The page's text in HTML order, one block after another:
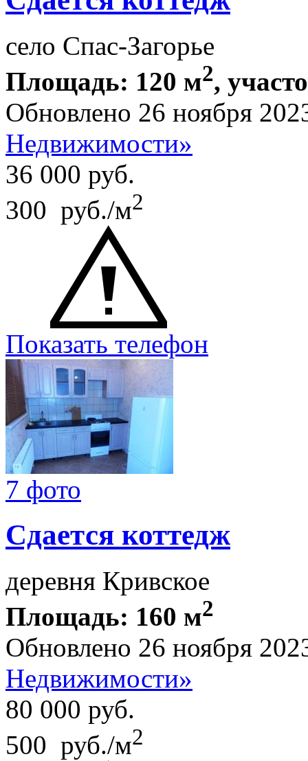
село Спас-Загорье
Площадь: 120 м2,
Обновлено 26 ноября
Недвижимости»
36 000 руб.
300 руб./м2
Показать телефон
7 фото
Сдается коттедж
деревня Кривское
Площадь: 160 м2
Обновлено 26 ноября
Недвижимости»
80 000 руб.
500 руб./м2